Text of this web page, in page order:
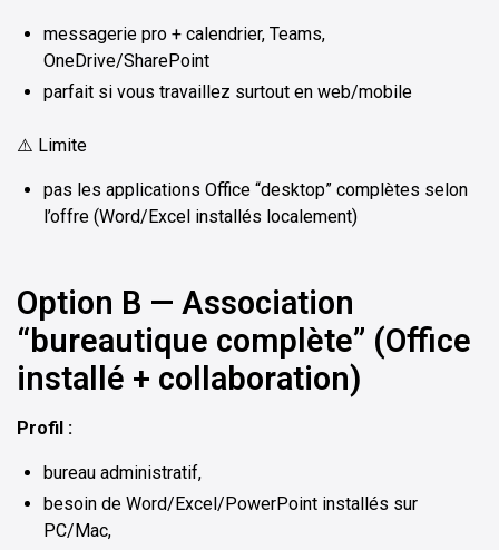
messagerie pro + calendrier, Teams,
OneDrive/SharePoint
parfait si vous travaillez surtout en web/mobile
⚠️ Limite
pas les applications Office “desktop” complètes selon
l’offre (Word/Excel installés localement)
Option B — Association
“bureautique complète” (Office
installé + collaboration)
Profil :
bureau administratif,
besoin de Word/Excel/PowerPoint installés sur
PC/Mac,